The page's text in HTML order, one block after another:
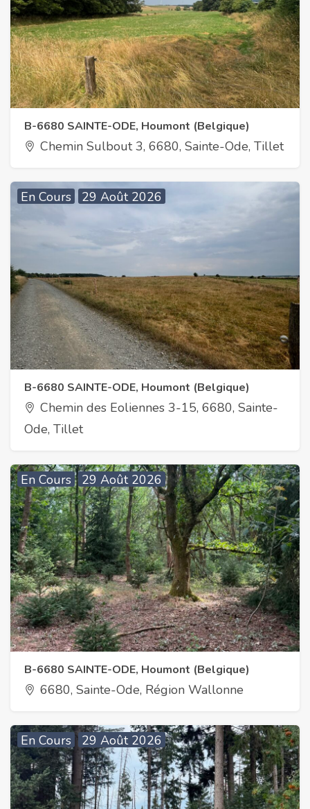
B-6680 SAINTE-ODE, Houmont (Belgique)
Chemin Sulbout 3, 6680, Sainte-Ode, Tillet
En Cours 29 Août 2026
B-6680 SAINTE-ODE, Houmont (Belgique)
Chemin des Eoliennes 3-15, 6680, Sainte-
Ode, Tillet
En Cours 29 Août 2026
B-6680 SAINTE-ODE, Houmont (Belgique)
6680, Sainte-Ode, Région Wallonne
En Cours 29 Août 2026